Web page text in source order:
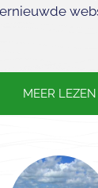
MEER LEZEN